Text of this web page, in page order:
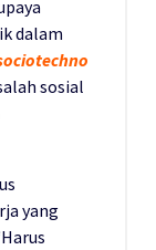
dalam
sosial
yang